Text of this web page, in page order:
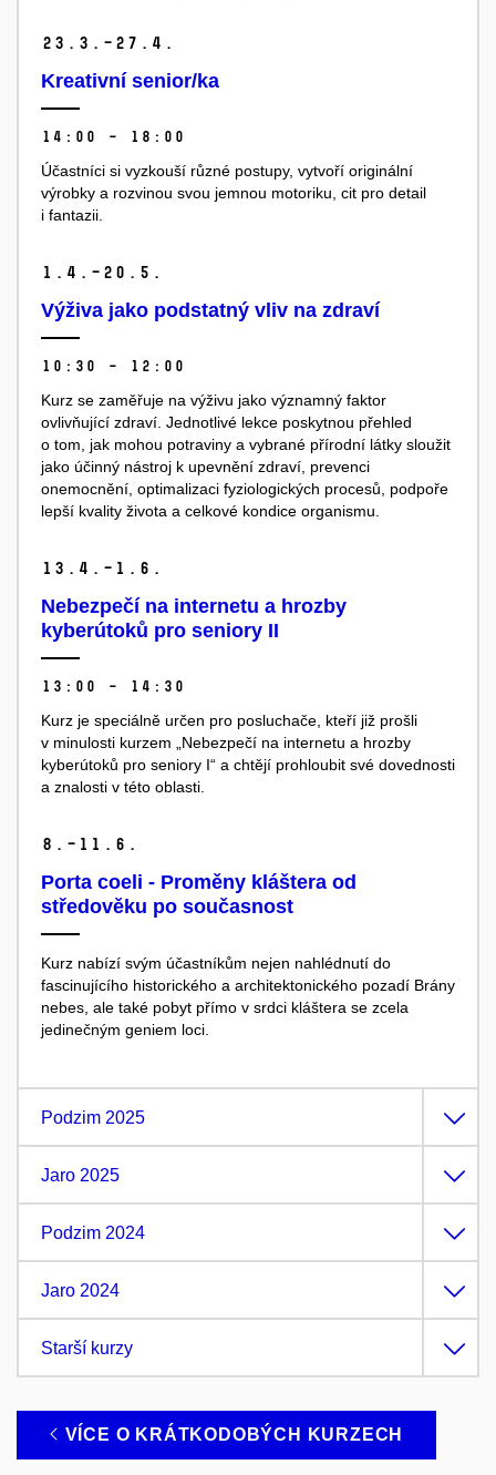
23. 3.–27. 4.
Kreativní senior/ka
14:00 – 18:00
Účastníci si vyzkouší různé postupy, vytvoří originální
výrobky a rozvinou svou jemnou motoriku, cit pro detail
i fantazii.
1. 4.–20. 5.
Výživa jako podstatný vliv na zdraví
10:30 – 12:00
Kurz se zaměřuje na výživu jako významný faktor
ovlivňující zdraví. Jednotlivé lekce poskytnou přehled
o tom, jak mohou potraviny a vybrané přírodní látky sloužit
jako účinný nástroj k upevnění zdraví, prevenci
onemocnění, optimalizaci fyziologických procesů, podpoře
lepší kvality života a celkové kondice organismu.
13. 4.–1. 6.
Nebezpečí na internetu a hrozby
kyberútoků pro seniory II
13:00 – 14:30
Kurz je speciálně určen pro posluchače, kteří již prošli
v minulosti kurzem „Nebezpečí na internetu a hrozby
kyberútoků pro seniory I“ a chtějí prohloubit své dovednosti
a znalosti v této oblasti.
8.–11. 6.
Porta coeli - Proměny kláštera od
středověku po současnost
Kurz nabízí svým účastníkům nejen nahlédnutí do
fascinujícího historického a architektonického pozadí Brány
nebes, ale také pobyt přímo v srdci kláštera se zcela
jedinečným geniem loci.
Podzim 2025
Jaro 2025
Podzim 2024
Jaro 2024
Starší kurzy
VÍCE O KRÁTKODOBÝCH KURZECH